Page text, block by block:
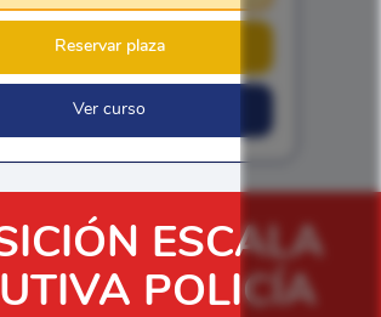
Reservar plaza
Ver curso
ESCALA
POLICÍA